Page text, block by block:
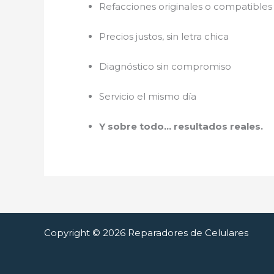
Refacciones originales o
Precios justos, sin letra chica
Diagnóstico sin compromiso
Servicio el mismo día
Y sobre todo… resultados reales.
Copyright © 2026 Reparadores de Celulares